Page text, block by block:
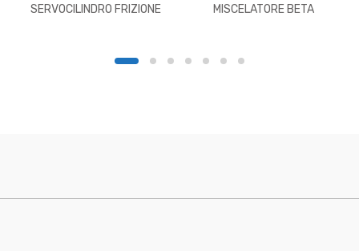
era:
è:
SERVOCILINDRO FRIZIONE
era:
è:
MISCELATORE BETA